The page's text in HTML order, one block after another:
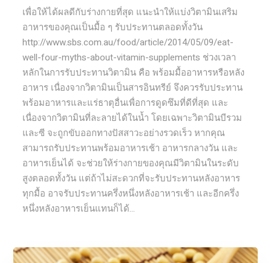
เพื่อให้ได้ผลดีกับร่างกายที่สุด แนะนำให้แบ่งวิตามินเสริม
อาหารของคุณเป็นมื้อ ๆ รับประทานตลอดทั้งวัน
http://www.sbs.com.au/food/article/2014/05/09/eat-
well-four-myths-about-vitamin-supplements ช่วงเวลา
หลักในการรับประทานวิตามิน คือ พร้อมมื้ออาหารหรือหลัง
อาหาร เนื่องจากวิตามินเป็นสารอินทรีย์ จึงควรรับประทาน
พร้อมอาหารและแร่ธาตุอื่นเพื่อการดูดซึมที่ดีที่สุด และ
เนื่องจากวิตามินที่ละลายได้ในน้ำ โดยเฉพาะวิตามินบีรวม
และซี จะถูกขับออกทางปัสสาวะอย่างรวดเร็ว หากคุณ
สามารถรับประทานพร้อมอาหารเช้า อาหารกลางวัน และ
อาหารเย็นได้ จะช่วยให้ร่างกายของคุณมีวิตามินในระดับ
สูงตลอดทั้งวัน แต่ถ้าไม่สะดวกที่จะรับประทานหลังอาหาร
ทุกมื้อ อาจรับประทานครึ่งหนึ่งหลังอาหารเช้า และอีกครึ่ง
หนึ่งหลังอาหารเย็นแทนก็ได้...